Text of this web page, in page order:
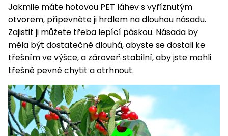
Příslušenství
Jakmile máte hotovou PET láhev s vyříznutým
otvorem, připevněte ji hrdlem na dlouhou násadu.
Zajistit ji můžete třeba lepící páskou. Násada by
měla být dostatečně dlouhá, abyste se dostali ke
třešním ve výšce, a zároveň stabilní, aby jste mohli
třešně pevně chytit a otrhnout.